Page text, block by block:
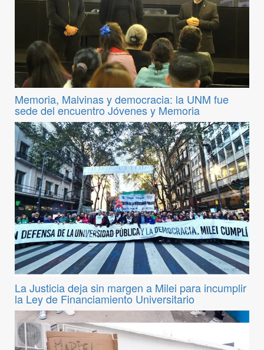
Memoria, Malvinas y democracia: la UNM fue
sede del encuentro Jóvenes y Memoria
La Justicia deja sin margen a Milei para incumplir
la Ley de Financiamiento Universitario